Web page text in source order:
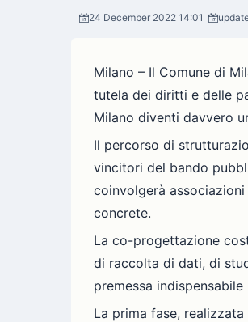
24 December 2022 14:01
Milano – Il Comune di
tutela dei diritti e delle
Milano diventi davvero
Il percorso di
vincitori del bando
coinvolgerà
concrete.
La co-progettazione
di raccolta di dati, di
premessa
La prima fase, realizzata